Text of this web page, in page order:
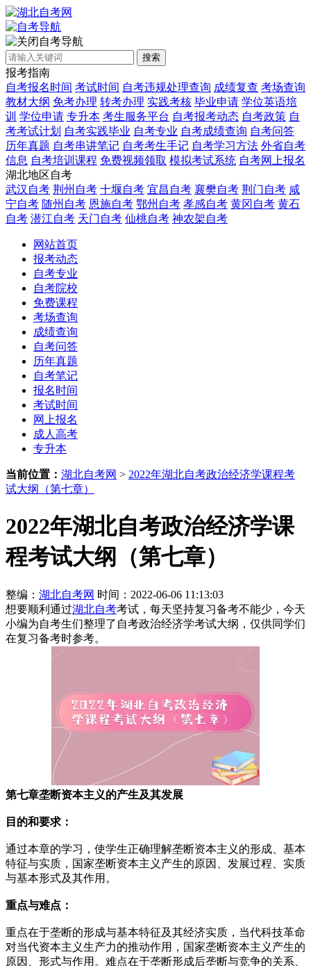
自考导航
搜索
报考指南
自考报名时间 考试时间 自考违规处理查询 成绩复查 考场查询
教材大纲 免考办理 转考办理 实践考核 毕业申请 学位英语培
训 学位申请 专升本 考生服务平台 自考报考动态 自考政策 自
考考试计划 自考实践毕业 自考专业 自考成绩查询 自考问答
历年真题 自考串讲笔记 自考考生手记 自考学习方法 外省自考
信息 自考培训课程 免费视频领取 模拟考试系统 自考网上报名
湖北地区自考
武汉自考 荆州自考 十堰自考 宜昌自考 襄樊自考 荆门自考 咸
宁自考 随州自考 恩施自考 鄂州自考 孝感自考 黄冈自考 黄石
自考 潜江自考 天门自考 仙桃自考 神农架自考
网站首页
报考动态
自考专业
自考院校
免费课程
考场查询
成绩查询
自考问答
历年真题
自考笔记
报名时间
考试时间
网上报名
成人高考
专升本
当前位置： 湖北自考网 > 2022年湖北自考政治经济学课程考
试大纲（第七章）
2022年湖北自考政治经济学课
程考试大纲（第七章）
整编： 湖北自考网 时间：2022-06-06 11:13:03
想要顺利通过湖北自考考试，每天坚持复习备考不能少，今天
小编为自考生们整理了自考政治经济学考试大纲，仅供同学们
在复习备考时参考。
第七章垄断资本主义的产生及其发展
目的和要求：
通过本章的学习，使学生正确理解垄断资本主义的形成、基本
特征与实质，国家垄断资本主义产生的原因、发展过程、实质
与基本形式及其作用。
重点与难点：
重点在于垄断的形成与基本特征及其经济实质，当代科技革命
对当代资本主义生产力的推动作用，国家垄断资本主义产生的
原因、形式与作用。难点在于垄断形成后垄断与竞争的关系、